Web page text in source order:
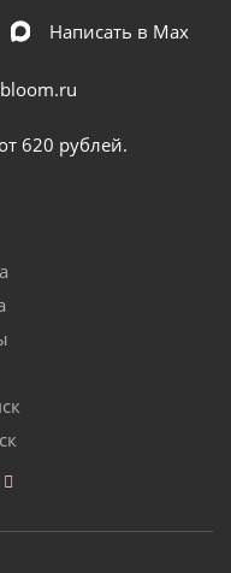
Написать в Мах
620 рублей.